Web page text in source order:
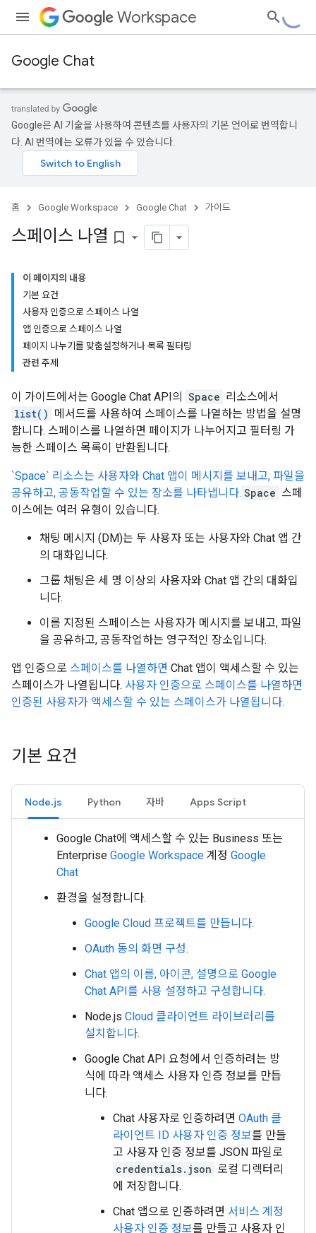
Workspace
Google Chat
Google은 AI 기술을 사용하여 콘텐츠를 사용자의 기본 언어로 번역합니
다. AI 번역에는 오류가 있을 수 있습니다.
홈 Google Workspace Google Chat 가이드
스페이스 나열 bookmark_border
이 페이지의 내용
기본 요건
사용자 인증으로 스페이스 나열
앱 인증으로 스페이스 나열
페이지 나누기를 맞춤설정하거나 목록 필터링
관련 주제
이 가이드에서는 Google Chat API의 Space 리소스에서
list() 메서드를 사용하여 스페이스를 나열하는 방법을 설명
합니다. 스페이스를 나열하면 페이지가 나누어지고 필터링 가
능한 스페이스 목록이 반환됩니다.
`Space` 리소스는 사용자와 Chat 앱이 메시지를 보내고, 파일을
공유하고, 공동작업할 수 있는 장소를 나타냅니다. Space 스페
이스에는 여러 유형이 있습니다.
채팅 메시지 (DM)는 두 사용자 또는 사용자와 Chat 앱 간
의 대화입니다.
그룹 채팅은 세 명 이상의 사용자와 Chat 앱 간의 대화입
니다.
이름 지정된 스페이스는 사용자가 메시지를 보내고, 파일
을 공유하고, 공동작업하는 영구적인 장소입니다.
앱 인증으로 스페이스를 나열하면 Chat 앱이 액세스할 수 있는
스페이스가 나열됩니다. 사용자 인증으로 스페이스를 나열하면
인증된 사용자가 액세스할 수 있는 스페이스가 나열됩니다.
기본 요건
Node.js Python 자바 Apps Script
Google Chat에 액세스할 수 있는 Business 또는
Enterprise Google Workspace 계정 Google
Chat
환경을 설정합니다.
Google Cloud 프로젝트를 만듭니다.
OAuth 동의 화면 구성.
Chat 앱의 이름, 아이콘, 설명으로 Google
Chat API를 사용 설정하고 구성합니다.
Node.js Cloud 클라이언트 라이브러리를
설치합니다.
Google Chat API 요청에서 인증하려는 방
식에 따라 액세스 사용자 인증 정보를 만듭
니다.
Chat 사용자로 인증하려면 OAuth 클
라이언트 ID 사용자 인증 정보를 만들
고 사용자 인증 정보를 JSON 파일로
credentials.json 로컬 디렉터리
에 저장합니다.
Chat 앱으로 인증하려면 서비스 계정
사용자 인증 정보를 만들고 사용자 인